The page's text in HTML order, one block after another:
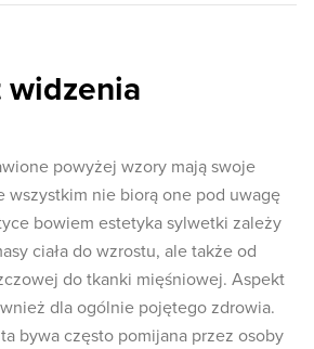
widzenia
powyżej wzory mają swoje
wszystkim nie biorą one pod uwagę
bowiem estetyka sylwetki zależy
ciała do wzrostu, ale także od
do tkanki mięśniowej. Aspekt
dla ogólnie pojętego zdrowia.
bywa często pomijana przez osoby